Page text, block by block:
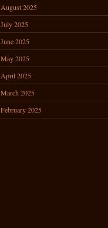
August 2025
July 2025
June 2025
May 2025
April 2025
March 2025
February 2025